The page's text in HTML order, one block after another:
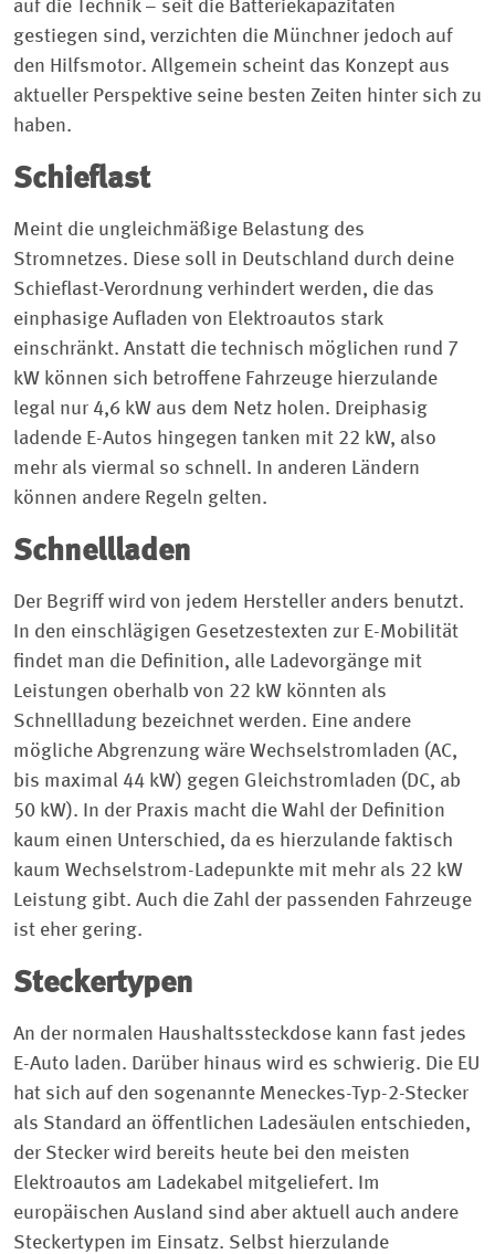
auf die Technik – seit die Batteriekapazitäten
gestiegen sind, verzichten die Münchner jedoch auf
den Hilfsmotor. Allgemein scheint das Konzept aus
aktueller Perspektive seine besten Zeiten hinter sich zu
haben.
Schieflast
Meint die ungleichmäßige Belastung des
Stromnetzes. Diese soll in Deutschland durch deine
Schieflast-Verordnung verhindert werden, die das
einphasige Aufladen von Elektroautos stark
einschränkt. Anstatt die technisch möglichen rund 7
kW können sich betroffene Fahrzeuge hierzulande
legal nur 4,6 kW aus dem Netz holen. Dreiphasig
ladende E-Autos hingegen tanken mit 22 kW, also
mehr als viermal so schnell. In anderen Ländern
können andere Regeln gelten.
Schnellladen
Der Begriff wird von jedem Hersteller anders benutzt.
In den einschlägigen Gesetzestexten zur E-Mobilität
findet man die Definition, alle Ladevorgänge mit
Leistungen oberhalb von 22 kW könnten als
Schnellladung bezeichnet werden. Eine andere
mögliche Abgrenzung wäre Wechselstromladen (AC,
bis maximal 44 kW) gegen Gleichstromladen (DC, ab
50 kW). In der Praxis macht die Wahl der Definition
kaum einen Unterschied, da es hierzulande faktisch
kaum Wechselstrom-Ladepunkte mit mehr als 22 kW
Leistung gibt. Auch die Zahl der passenden Fahrzeuge
ist eher gering.
Steckertypen
An der normalen Haushaltssteckdose kann fast jedes
E-Auto laden. Darüber hinaus wird es schwierig. Die EU
hat sich auf den sogenannte Meneckes-Typ-2-Stecker
als Standard an öffentlichen Ladesäulen entschieden,
der Stecker wird bereits heute bei den meisten
Elektroautos am Ladekabel mitgeliefert. Im
europäischen Ausland sind aber aktuell auch andere
Steckertypen im Einsatz. Selbst hierzulande